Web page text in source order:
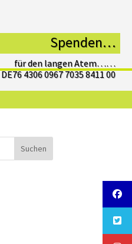
Spenden…
für den langen Atem……
DE76 4306 0967 7035 8411 00
Suchen